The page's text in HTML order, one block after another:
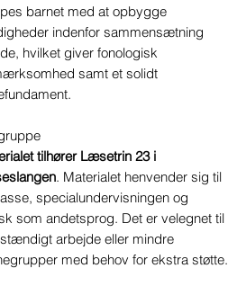
barnet med at opbygge
indenfor sammensætning
hvilket giver fonologisk
samt et solidt
tilhører Læsetrin 23 i
. Materialet henvender sig til
specialundervisningen og
som andetsprog. Det er velegnet til
arbejde eller mindre
med behov for ekstra støtte.